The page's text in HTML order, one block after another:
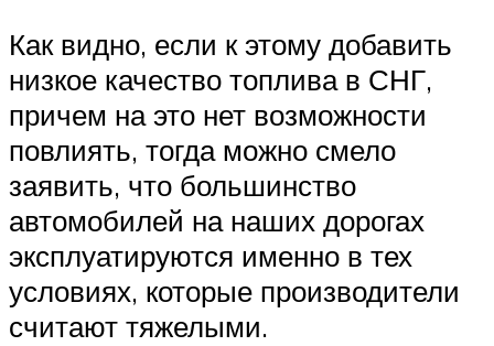
Как видно, если к этому добавить
низкое качество топлива в СНГ,
причем на это нет возможности
повлиять, тогда можно смело
заявить, что большинство
автомобилей на наших дорогах
эксплуатируются именно в тех
условиях, которые производители
считают тяжелыми.